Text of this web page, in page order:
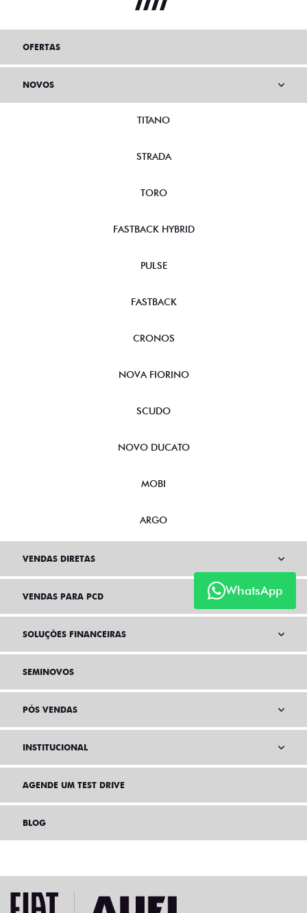
WhatsApp
OFERTAS
NOVOS
TITANO
STRADA
TORO
FASTBACK HYBRID
PULSE
FASTBACK
CRONOS
NOVA FIORINO
SCUDO
NOVO DUCATO
MOBI
ARGO
VENDAS DIRETAS
VENDAS PARA PCD
SOLUÇÕES FINANCEIRAS
SEMINOVOS
PÓS VENDAS
INSTITUCIONAL
AGENDE UM TEST DRIVE
BLOG